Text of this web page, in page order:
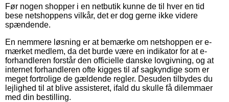
Før nogen shopper i en netbutik kunne de til hver en tid
bese netshoppens vilkår, det er dog gerne ikke videre
spændende.
En nemmere løsning er at bemærke om netshoppen er e-
mærket medlem, da det burde være en indikator for at e-
forhandleren forstår den officielle danske lovgivning, og at
internet forhandleren ofte kigges til af sagkyndige som er
meget fortrolige de gældende regler. Desuden tilbydes du
lejlighed til at blive assisteret, ifald du skulle få dilemmaer
med din bestilling.